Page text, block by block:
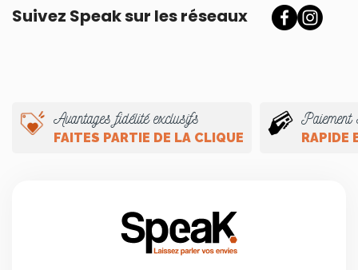
Suivez Speak sur les réseaux
Avantages fidélité exclusifs
FAITES PARTIE DE LA CLIQUE
Paiement
RAPIDE